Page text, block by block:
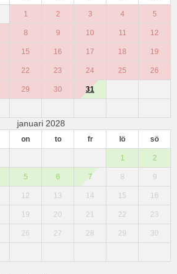
1 2 3 4 5
8 9 10 11 12
15 16 17 18 19
22 23 24 25 26
29 30 31
januari 2028
on to fr lö sö
1 2
5 6 7 8 9
12 13 14 15 16
19 20 21 22 23
26 27 28 29 30